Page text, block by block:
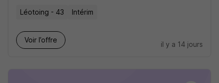
Léotoing - 43 Intérim
Voir l’offre
il y a 14 jours